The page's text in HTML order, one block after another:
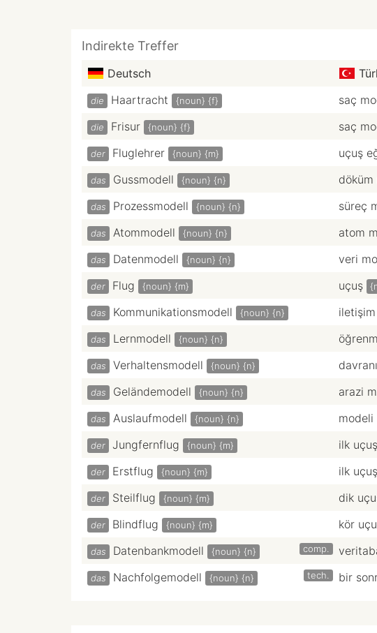
Indirekte Treffer
Deutsch
die Haartracht {noun} {f} saç
die Frisur {noun} {f} saç
der Fluglehrer {noun} {m} uçuş
das Gussmodell {noun} {n} döküm
das Prozessmodell {noun} {n} süreç
das Atommodell {noun} {n} atom
das Datenmodell {noun} {n} veri
der Flug {noun} {m} uçuş
das Kommunikationsmodell {noun} {n}
das Lernmodell {noun} {n}
das Verhaltensmodell {noun} {n}
das Geländemodell {noun} {n} arazi
das Auslaufmodell {noun} {n}
der Jungfernflug {noun} {m} ilk uçuş
der Erstflug {noun} {m} ilk uçuş
der Steilflug {noun} {m} dik
der Blindflug {noun} {m} kör
das Datenbankmodell {noun} {n} comp.
das Nachfolgemodell {noun} {n} tech. bir